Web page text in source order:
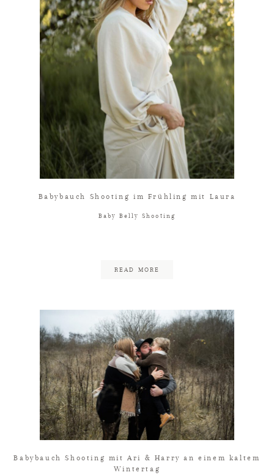
Babybauch Shooting im Frühling mit Laura
Baby Belly Shooting
READ MORE
Babybauch Shooting mit Ari & Harry an einem kaltem
Wintertag